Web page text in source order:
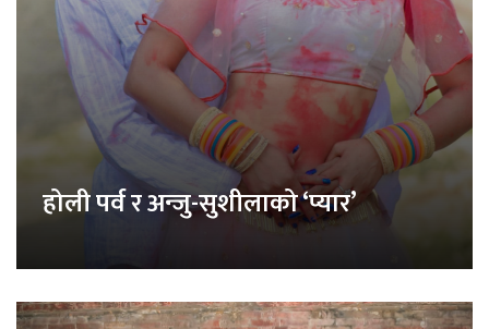
होली पर्व र अन्जु-सुशीलाको ‘प्यार’